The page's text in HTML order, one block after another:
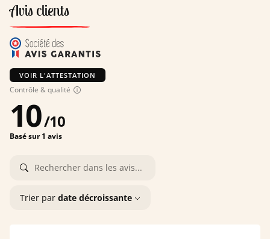
Avis clients
VOIR L'ATTESTATION
Contrôle & qualité
10/10
Basé sur 1 avis
Trier par date décroissante